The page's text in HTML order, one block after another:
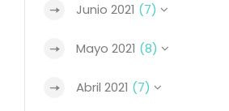
Junio 2021 (7)
Mayo 2021 (8)
Abril 2021 (7)